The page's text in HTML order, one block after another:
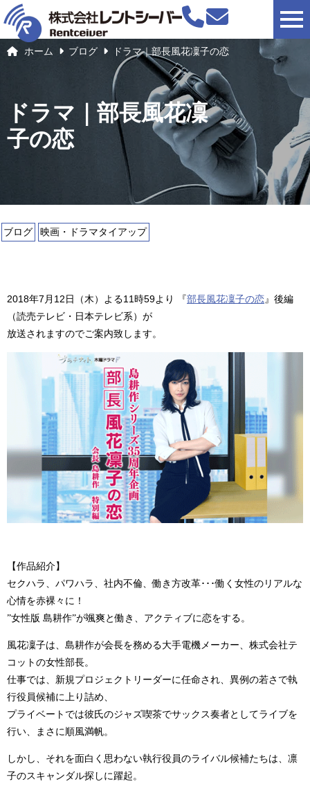
ホーム ブログ ドラマ｜部長風花凜子の恋
ドラマ｜部長風花凜
子の恋
ブログ 映画・ドラマタイアップ
2018年7月12日（木）よる11時59より 『部長風花凜子の恋』後編
（読売テレビ・日本テレビ系）が
放送されますのでご案内致します。
【作品紹介】
セクハラ、パワハラ、社内不倫、働き方改革･･･働く女性のリアルな
心情を赤裸々に！
”女性版 島耕作”が颯爽と働き、アクティブに恋をする。
風花凜子は、島耕作が会長を務める大手電機メーカー、株式会社テ
コットの女性部長。
仕事では、新規プロジェクトリーダーに任命され、異例の若さで執
行役員候補に上り詰め、
プライベートでは彼氏のジャズ喫茶でサックス奏者としてライブを
行い、まさに順風満帆。
しかし、それを面白く思わない執行役員のライバル候補たちは、凛
子のスキャンダル探しに躍起。